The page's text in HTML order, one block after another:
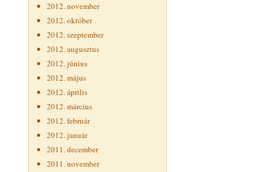
2012. november
2012. október
2012. szeptember
2012. augusztus
2012. június
2012. május
2012. április
2012. március
2012. február
2012. január
2011. december
2011. november